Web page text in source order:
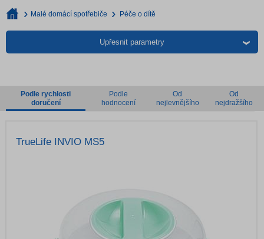
Malé domácí spotřebiče Péče o dítě
Upřesnit parametry
Podle rychlosti
doručení
Podle
hodnocení
Od
nejlevnějšího
Od
nejdražšího
TrueLife INVIO MS5